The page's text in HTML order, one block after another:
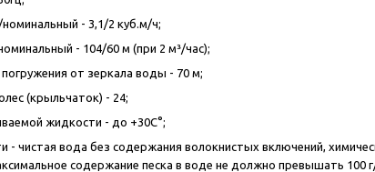
- 3,1/2 куб.м/ч;
- 104/60 м (при 2 м³/час);
от зеркала воды - 70 м;
(крыльчаток) - 24;
жидкости - до +30С°;
- чистая вода без содержания волокнистых включений,
содержание песка в воде не должно превышать